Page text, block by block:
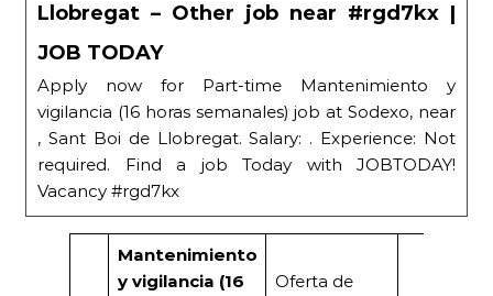
Llobregat – Other job near #rgd7kx |
JOB TODAY
Apply now for Part-time Mantenimiento y
vigilancia (16 horas semanales) job at Sodexo, near
, Sant Boi de Llobregat. Salary: . Experience: Not
required. Find a job Today with JOBTODAY!
Vacancy #rgd7kx
Mantenimiento
y vigilancia (16
Oferta de